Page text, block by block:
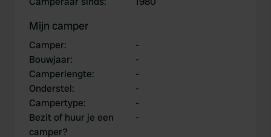
Mijn camper
Camper:
-
Bouwjaar:
-
Camperlengte:
-
Onderstel:
-
Campertype:
-
Bezit of huur je een
camper?
-